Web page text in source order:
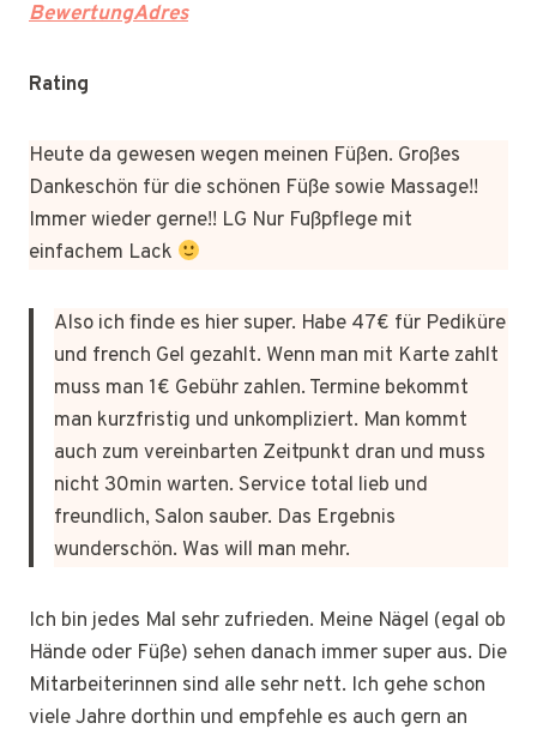
BewertungAdres
Rating
Heute da gewesen wegen meinen Füßen. Großes
Dankeschön für die schönen Füße sowie Massage!!
Immer wieder gerne!! LG Nur Fußpflege mit
einfachem Lack
Also ich finde es hier super. Habe 47€ für Pediküre
und french Gel gezahlt. Wenn man mit Karte zahlt
muss man 1€ Gebühr zahlen. Termine bekommt
man kurzfristig und unkompliziert. Man kommt
auch zum vereinbarten Zeitpunkt dran und muss
nicht 30min warten. Service total lieb und
freundlich, Salon sauber. Das Ergebnis
wunderschön. Was will man mehr.
Ich bin jedes Mal sehr zufrieden. Meine Nägel (egal ob
Hände oder Füße) sehen danach immer super aus. Die
Mitarbeiterinnen sind alle sehr nett. Ich gehe schon
viele Jahre dorthin und empfehle es auch gern an